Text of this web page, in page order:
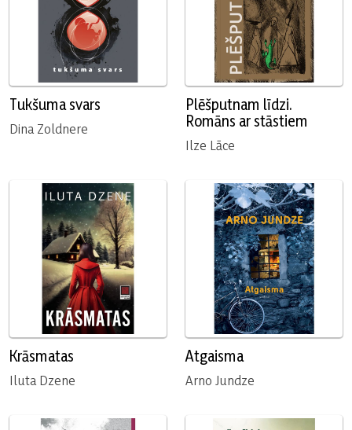
Tukšuma svars
Dina Zoldnere
Plēšputnam līdzi.
Romāns ar stāstiem
Ilze Lāce
Krāsmatas
Iluta Dzene
Atgaisma
Arno Jundze